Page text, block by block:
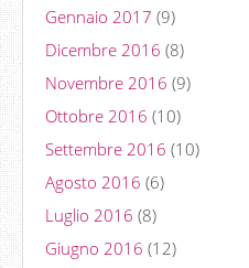
Gennaio 2017 (9)
Dicembre 2016 (8)
Novembre 2016 (9)
Ottobre 2016 (10)
Settembre 2016 (10)
Agosto 2016 (6)
Luglio 2016 (8)
Giugno 2016 (12)